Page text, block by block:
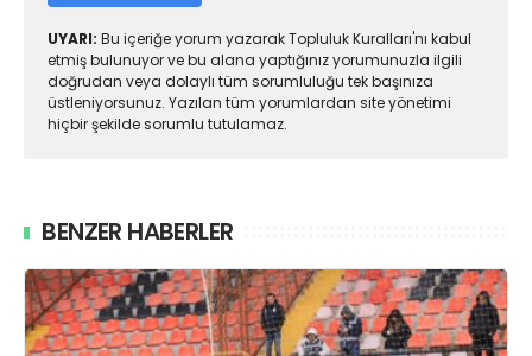
UYARI: Bu içeriğe yorum yazarak Topluluk Kuralları'nı kabul
etmiş bulunuyor ve bu alana yaptığınız yorumunuzla ilgili
doğrudan veya dolaylı tüm sorumluluğu tek başınıza
üstleniyorsunuz. Yazılan tüm yorumlardan site yönetimi
hiçbir şekilde sorumlu tutulamaz.
BENZER HABERLER